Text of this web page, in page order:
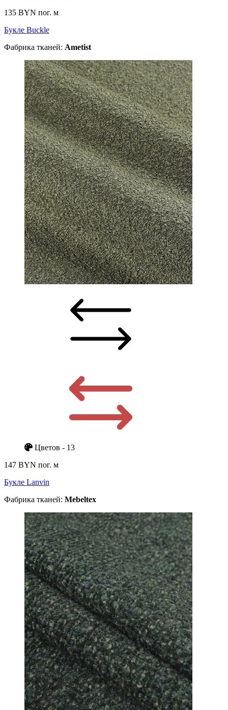
135 BYN пог. м
Букле Buckle
Фабрика тканей: Ametist
Цветов - 13
147 BYN пог. м
Букле Lanvin
Фабрика тканей: Mebeltex